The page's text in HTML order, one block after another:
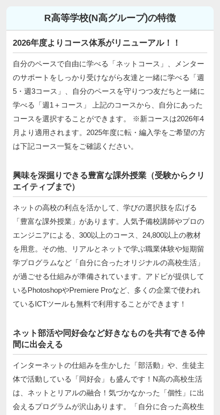
R高等学校(N高グループ)の特徴
2026年度よりコース体系がリニューアル！！
自分のペースで自由に学べる「ネットコース」、メンター
のサポートをしっかり受けながら友達と一緒に学べる「週
5・週3コース」、自分のペースを守りつつ友だちと一緒に
学べる「週1＋コース」 上記のコースから、自分にあった
コースを選択することができます。 ※新コースは2026年4
月より適用されます。2025年度に転・編入学をご希望の方
は下記コース一覧をご確認ください。
興味を深掘りできる豊富な課外授業（受験からクリ
エイティブまで）
ネットの高校の利点を活かして、学びの選択肢を広げる
「豊富な課外授業」があります。人気予備校講師やプロの
エンジニアによる、300以上のコース、24,800以上の教材
を用意。その他、リアルとネットで学ぶ職業体験や短期留
学プログラムなど「自分に合ったオリジナルの高校生活」
が過ごせる仕組みが準備されています。アドビが提供して
いるPhotoshopやPremiere Proなど、多くの企業で使われ
ているICTツールも無料で利用することができます！
ネット部活や同好会など好きなものを共有できる仲
間に出会える
インターネットの仕組みを生かした「部活動」や、生徒主
体で活動している「同好会」も盛んです！N高の高校生活
は、ネットとリアルの融合！気づかなかった「個性」に出
会えるプログラムが沢山あります。「自分に合った高校生